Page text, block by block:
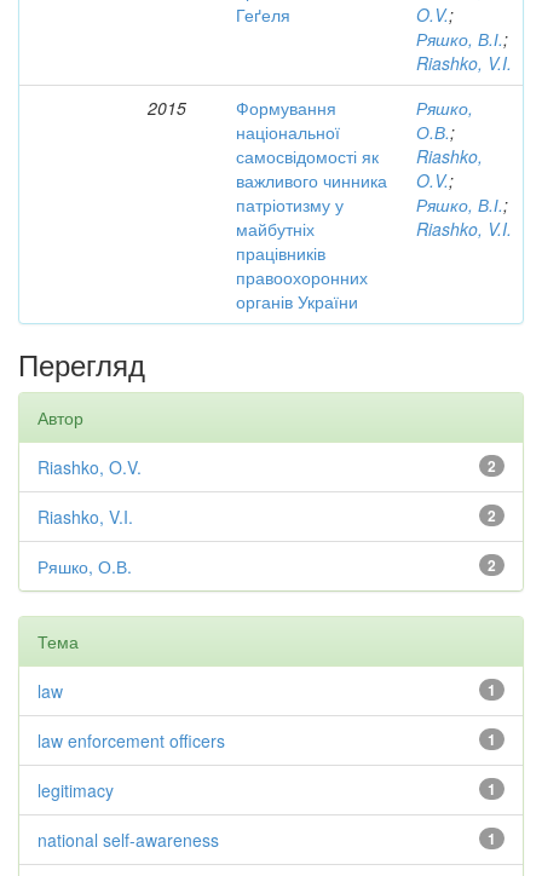
Геґеля
O.V.;
Ряшко, В.І.;
Riashko, V.I.
2015
Формування
національної
самосвідомості як
важливого чинника
патріотизму у
майбутніх
працівників
правоохоронних
органів України
Ряшко,
О.В.;
Riashko,
O.V.;
Ряшко, В.І.;
Riashko, V.I.
Перегляд
Автор
2
Riashko, O.V.
2
Riashko, V.I.
2
Ряшко, О.В.
Тема
1
law
1
law enforcement officers
1
legitimacy
1
national self-awareness